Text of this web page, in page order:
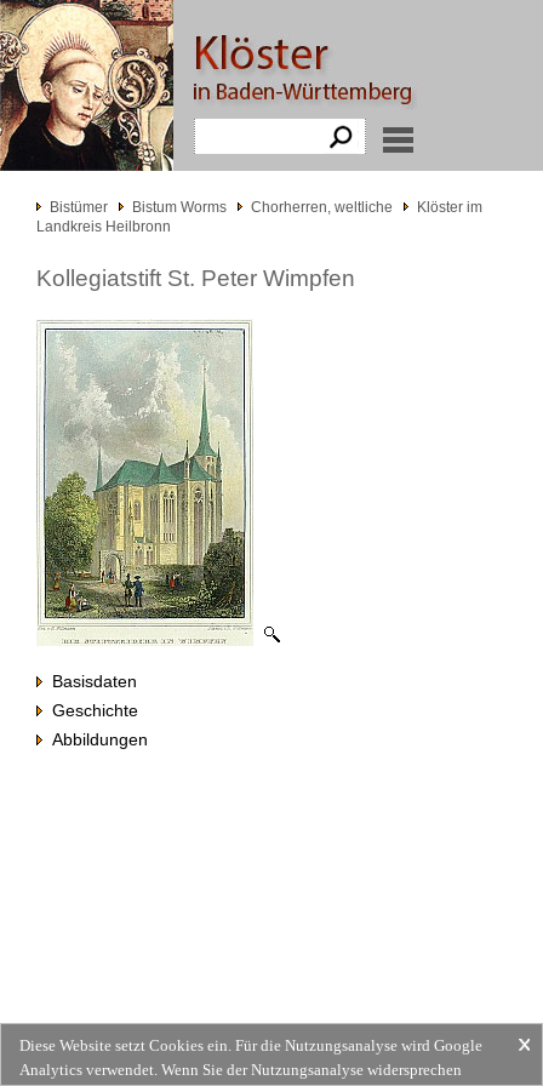
Bistümer Bistum Worms Chorherren, weltliche
Klöster im
Landkreis Heilbronn
Kollegiatstift St. Peter Wimpfen
Basisdaten
Geschichte
Abbildungen
Diese Website setzt Cookies ein. Für die Nutzungsanalyse wird Google
Analytics verwendet. Wenn Sie der Nutzungsanalyse widersprechen